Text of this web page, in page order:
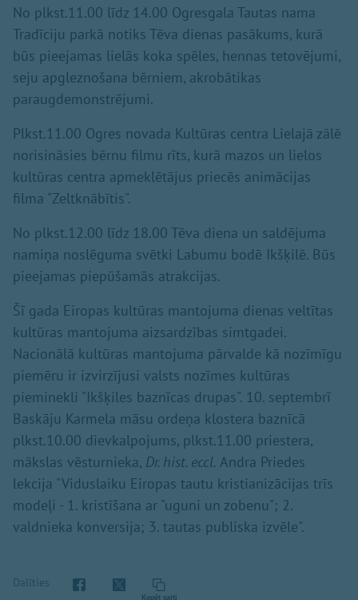
No plkst.11.00 līdz 14.00 Ogresgala Tautas nama
Tradīciju parkā notiks Tēva dienas pasākums, kurā
būs pieejamas lielās koka spēles, hennas tetovējumi,
seju apgleznošana bērniem, akrobātikas
paraugdemonstrējumi.
Plkst.11.00 Ogres novada Kultūras centra Lielajā zālē
norisināsies bērnu filmu rīts, kurā mazos un lielos
kultūras centra apmeklētājus priecēs animācijas
filma "Zeltknābītis".
No plkst.12.00 līdz 18.00 Tēva diena un saldējuma
namiņa noslēguma svētki Labumu bodē Ikšķilē. Būs
pieejamas piepūšamās atrakcijas.
Šī gada Eiropas kultūras mantojuma dienas veltītas
kultūras mantojuma aizsardzības simtgadei.
Nacionālā kultūras mantojuma pārvalde kā nozīmīgu
piemēru ir izvirzījusi valsts nozīmes kultūras
pieminekli "Ikšķiles baznīcas drupas". 10. septembrī
Baskāju Karmela māsu ordeņa klostera baznīcā
plkst.10.00 dievkalpojums, plkst.11.00 priestera,
mākslas vēsturnieka, Dr. hist. eccl. Andra Priedes
lekcija "Viduslaiku Eiropas tautu kristianizācijas trīs
modeļi - 1. kristīšana ar "uguni un zobenu"; 2.
valdnieka konversija; 3. tautas publiska izvēle".
Dalīties
Kopēt saiti